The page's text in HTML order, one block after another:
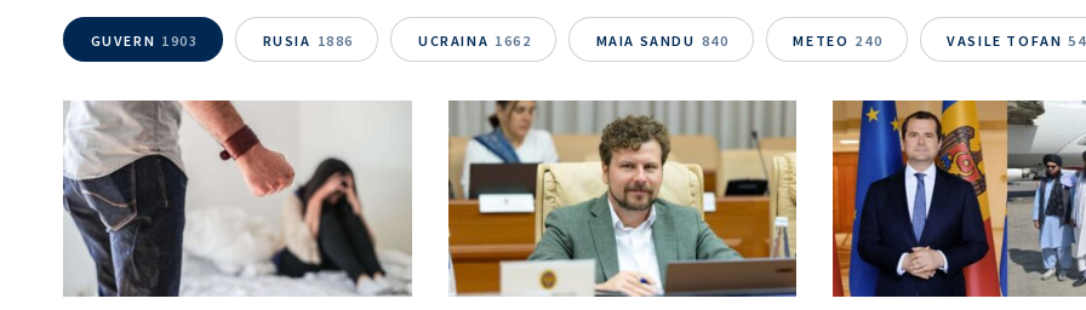
GUVERN 1903 RUSIA 1886 UCRAINA 1662 MAIA SANDU 840 METEO 240 VASILE TOFAN 54